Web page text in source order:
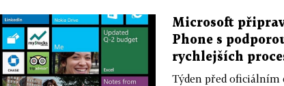
Microsoft
Phone s
rychlejších
Týden před oficiálním